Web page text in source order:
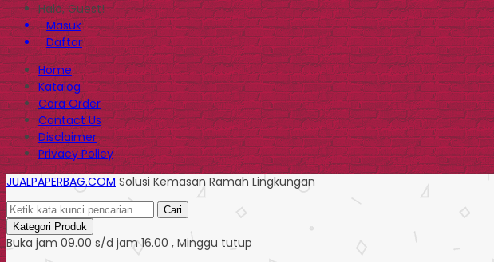
Halo, Guest!
Masuk
Daftar
Home
Katalog
Cara Order
Contact Us
Disclaimer
Privacy Policy
JUALPAPERBAG.COM Solusi Kemasan Ramah Lingkungan
Cari
Kategori Produk
Buka jam 09.00 s/d jam 16.00 , Minggu tutup